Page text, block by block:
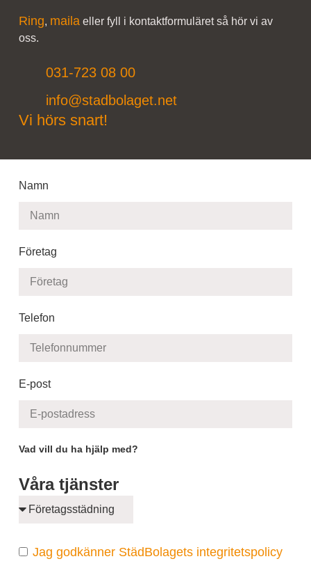
Ring, maila eller fyll i kontaktformuläret så hör vi av
oss.
031-723 08 00
info@stadbolaget.net
Vi hörs snart!
Namn
Företag
Telefon
E-post
Vad vill du ha hjälp med?
Våra tjänster
Jag godkänner StädBolagets integritetspolicy